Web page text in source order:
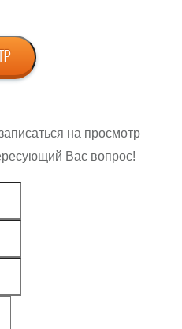
на просмотр
Вас вопрос!